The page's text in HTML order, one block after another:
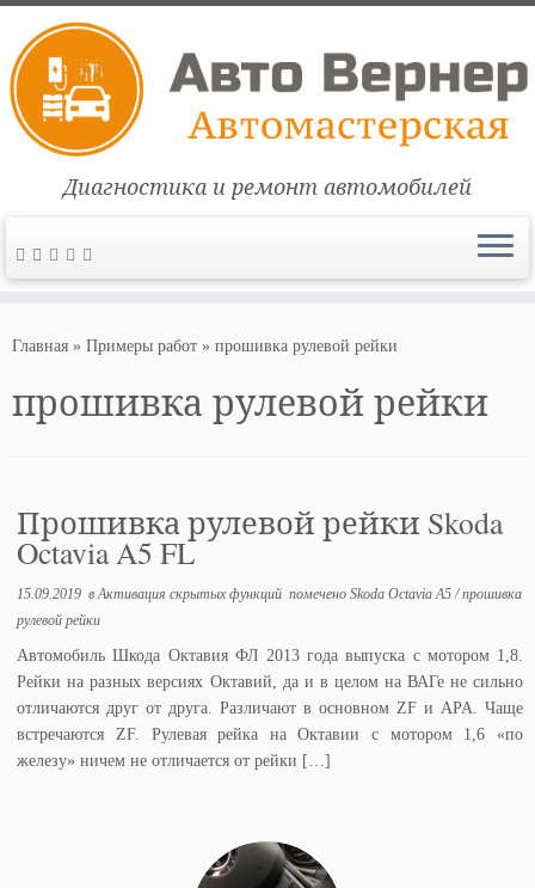
Диагностика и ремонт автомобилей
Главная » Примеры работ » прошивка рулевой рейки
прошивка рулевой рейки
Прошивка рулевой рейки Skoda
Octavia A5 FL
15.09.2019 вАктивация скрытых функций помеченоSkoda Octavia A5/прошивка
рулевой рейки
Автомобиль Шкода Октавия ФЛ 2013 года выпуска с мотором 1,8.
Рейки на разных версиях Октавий, да и в целом на ВАГе не сильно
отличаются друг от друга. Различают в основном ZF и APA. Чаще
встречаются ZF. Рулевая рейка на Октавии с мотором 1,6 «по
железу» ничем не отличается от рейки […]